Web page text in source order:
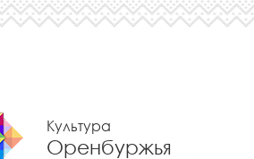
Культура
Оренбуржья